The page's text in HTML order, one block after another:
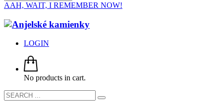
AAH, WAIT, I REMEMBER NOW!
LOGIN
No products in cart.